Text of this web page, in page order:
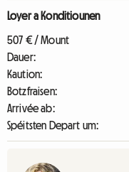
Loyer a Konditiounen
507 € / Mount
Dauer:
Kaution:
Botzfraisen:
Arrivée ab:
Spéitsten Depart um: